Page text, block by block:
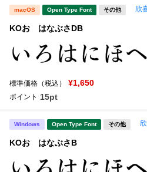
macOS Open Type Font その他 欣
KOおゝはなぶさDB
標準価格（税込） ¥1,650
ポイント 15pt
Windows Open Type Font その他
KOおゝはなぶさB